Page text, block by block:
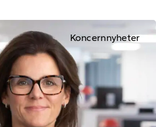
Koncernnyheter